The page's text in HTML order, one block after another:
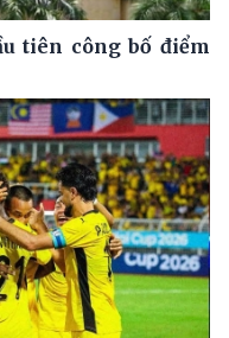
tiên công bố điểm